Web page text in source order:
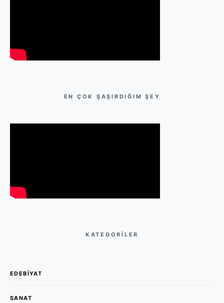
EN ÇOK ŞAŞIRDIĞIM ŞEY
KATEGORILER
EDEBIYAT
SANAT